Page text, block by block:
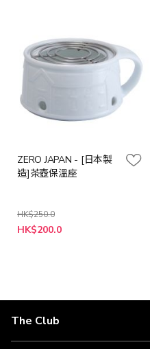
ZERO JAPAN - [日本製
造]茶壺保溫座
HK$250.0
特
殊
HK$200.0
The Club
關於 The Club